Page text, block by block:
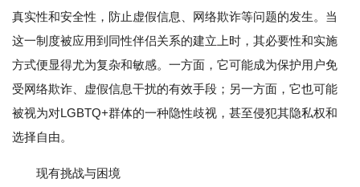
真实性和安全性，防止虚假信息、网络欺诈等问题的发生。当
这一制度被应用到同性伴侣关系的建立上时，其必要性和实施
方式便显得尤为复杂和敏感。一方面，它可能成为保护用户免
受网络欺诈、虚假信息干扰的有效手段；另一方面，它也可能
被视为对LGBTQ+群体的一种隐性歧视，甚至侵犯其隐私权和
选择自由。
现有挑战与困境